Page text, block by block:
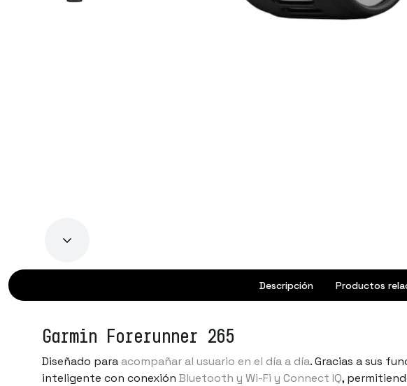
Descripción Productos
Garmin Forerunner 265
Diseñado para acompañar al usuario en el día a día. Gracias a sus
inteligente con conexión Bluetooth y Wi-Fi y Connect IQ,